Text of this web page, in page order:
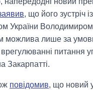
, що його зустріч із
України Володимиром
можлива лише за
питання
Закарпатті.
повідомив, що новий